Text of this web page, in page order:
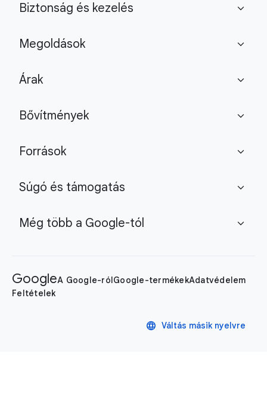
Biztonság és kezelés expand_more
Megoldások expand_more
Árak expand_more
Bővítmények expand_more
Források expand_more
Súgó és támogatás expand_more
Még több a Google-tól expand_more
GoogleA Google-rólGoogle-termékekAdatvédelem
Feltételek
language Váltás másik nyelvre